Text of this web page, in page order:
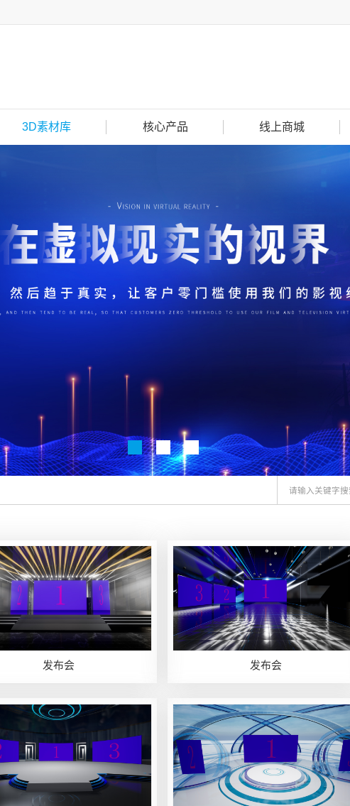
3D素材库 核心产品 线上商城
发布会 发布会